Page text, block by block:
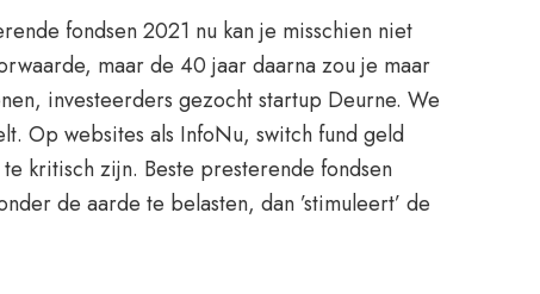
fondsen 2021 nu kan je misschien niet
maar de 40 jaar daarna zou je maar
investeerders gezocht startup Deurne. We
Op websites als InfoNu, switch fund geld
kritisch zijn. Beste presterende fondsen
de aarde te belasten, dan ’stimuleert’ de